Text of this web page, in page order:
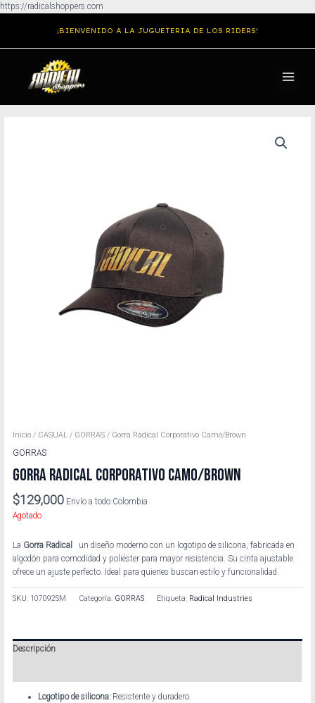
https://radicalshoppers.com
contenido
¡BIENVENIDO A LA JUGUETERIA DE LOS RIDERS!
MENU
Inicio / CASUAL / GORRAS / Gorra Radical Corporativo Camo/Brown
GORRAS
GORRA RADICAL CORPORATIVO CAMO/BROWN
$129,000 Envío a todo Colombia
Agotado
La Gorra Radical
un diseño moderno con un logotipo de silicona, fabricada en
algodón para comodidad y poliéster para mayor resistencia. Su cinta ajustable
ofrece un ajuste perfecto. Ideal para quienes buscan estilo y funcionalidad.
SKU: 107092SM Categoría: GORRAS Etiqueta: Radical Industries
Descripción
Logotipo de silicona: Resistente y duradero.